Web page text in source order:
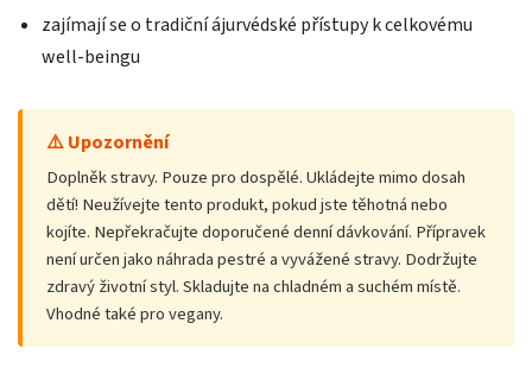
zajímají se o tradiční ájurvédské přístupy k celkovému
well-beingu
⚠️ Upozornění
Doplněk stravy. Pouze pro dospělé. Ukládejte mimo dosah
dětí! Neužívejte tento produkt, pokud jste těhotná nebo
kojíte. Nepřekračujte doporučené denní dávkování. Přípravek
není určen jako náhrada pestré a vyvážené stravy. Dodržujte
zdravý životní styl. Skladujte na chladném a suchém místě.
Vhodné také pro vegany.